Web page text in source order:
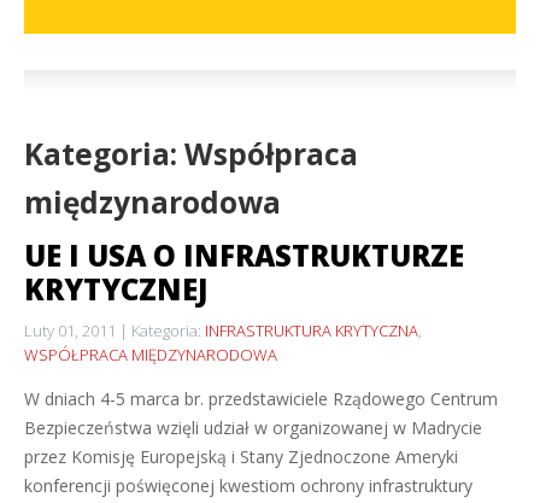
Kategoria: Współpraca
międzynarodowa
UE I USA O INFRASTRUKTURZE
KRYTYCZNEJ
Luty 01, 2011 Kategoria: INFRASTRUKTURA KRYTYCZNA,
WSPÓŁPRACA MIĘDZYNARODOWA
W dniach 4-5 marca br. przedstawiciele Rządowego Centrum
Bezpieczeństwa wzięli udział w organizowanej w Madrycie
przez Komisję Europejską i Stany Zjednoczone Ameryki
konferencji poświęconej kwestiom ochrony infrastruktury